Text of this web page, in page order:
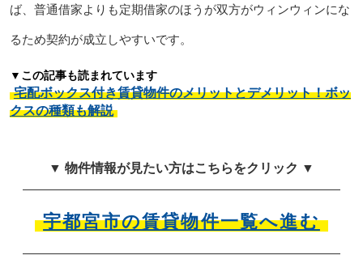
ば、普通借家よりも定期借家のほうが双方がウィンウィンにな
るため契約が成立しやすいです。
▼この記事も読まれています
宅配ボックス付き賃貸物件のメリットとデメリット！ボッ
クスの種類も解説
▼ 物件情報が見たい方はこちらをクリック ▼
宇都宮市の賃貸物件一覧へ進む